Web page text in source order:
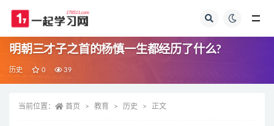
明朝三才子之首的杨慎一生都经历了什么?
历史 0 39
当前位置： 首页 教育 历史 正文